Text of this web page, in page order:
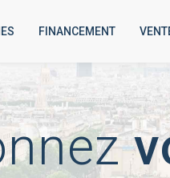
FINANCEMENT